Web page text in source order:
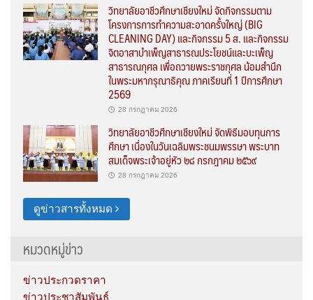
วิทยาลัยอาชีวศึกษาเชียงใหม่ จัดกิจกรรมตาม
โครงการการทำความสะอาดครั้งใหญ่ (BIG
CLEANING DAY) และกิจกรรม 5 ส. และกิจกรรม
จิตอาสาบำเพ็ญสาธารณประโยชน์และบะเพ็ญ
สาธารณกุศล เพื่อถวายพระราชกุศล น้อมสำนึก
ในพระมหากรุณาธิคุณ ภาคเรียนที่ 1 ปีการศึกษา
2569
28 กรกฎาคม 2026
วิทยาลัยอาชีวศึกษาเชียงใหม่ จัดพิธีมอบทุนการ
ศึกษา เนื่องในวันเฉลิมพระชนมพรรษา พระบาท
สมเด็จพระเจ้าอยู่หัว ๒๘ กรกฎาคม ๒๕๖๙
28 กรกฎาคม 2026
ดูข่าวสารทั้งหมด
หมวดหมู่ข่าว
ข่าวประกวดราคา
ข่าวประชาสัมพันธ์